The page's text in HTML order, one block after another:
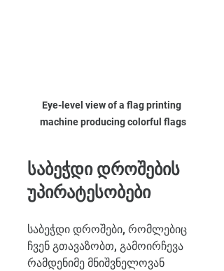
Eye-level view of a flag printing
machine producing colorful flags
საბეჭდი დროშების
უპირატესობები
საბეჭდი დროშები, რომლებიც
ჩვენ გთავაზობთ, გამოირჩევა
რამდენიმე მნიშვნელოვან